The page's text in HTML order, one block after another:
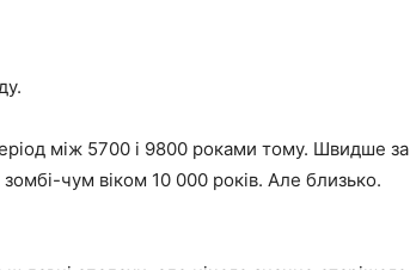
між 5700 і 9800 роками тому. Швидше за
чум віком 10 000 років. Але близько.